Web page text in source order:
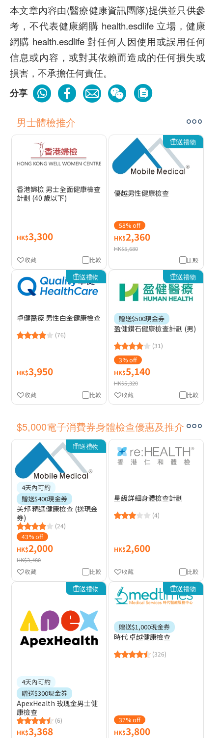
本文章內容由(醫療健康資訊團隊)提供並只供參
考，不代表健康網購 health.esdlife 立場，健康
網購 health.esdlife 對任何人因使用或誤用任何
信息或內容，或對其依賴而造成的任何損失或
損害，不承擔任何責任。
分享
男士體檢推介
香港婦檢 男士全面健康檢查
計劃 (40 歲以下)
HK$3,300
比較
收藏
送禮物
優越男性健康檢查
58% off
HK$2,360
HK$5,680
比較
送禮物
卓健醫療 男性白金健康檢查
(76)
HK$3,950
比較
收藏
送禮物
贈送$500現金券
盈健鑽石健康檢查計劃 (男)
(31)
3% off
HK$5,140
HK$5,320
比較
收藏
$5,000電子消費券身體檢查優惠及推介
送禮物
4天內可約
贈送$400現金券
美邦 精選健康檢查 (送現金
券)
(24)
43% off
HK$2,000
HK$3,480
比較
收藏
星級詳細身體檢查計劃
(4)
HK$2,600
比較
收藏
送禮物
4天內可約
贈送$300現金券
ApexHealth 玫瑰金男士健
康檢查
(6)
HK$3,368
送禮物
贈送$1,000現金券
時代 卓越健康檢查
(326)
37% off
HK$3,800